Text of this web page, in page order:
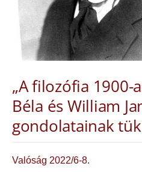
„A filozófia 1900-
Béla és William
gondolatainak
Valóság 2022/6-8.